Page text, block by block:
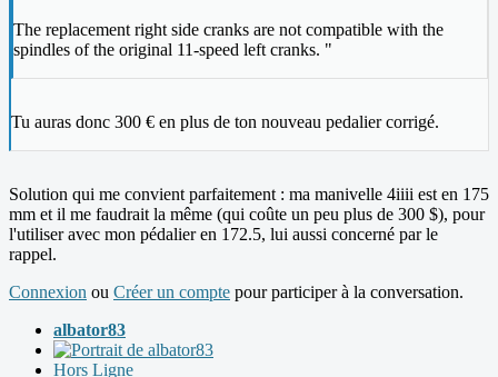
The replacement right side cranks are not compatible with the
spindles of the original 11-speed left cranks. "
Tu auras donc 300 € en plus de ton nouveau pedalier corrigé.
Solution qui me convient parfaitement : ma manivelle 4iiii est en 175
mm et il me faudrait la même (qui coûte un peu plus de 300 $), pour
l'utiliser avec mon pédalier en 172.5, lui aussi concerné par le
rappel.
Connexion ou Créer un compte pour participer à la conversation.
albator83
Hors Ligne